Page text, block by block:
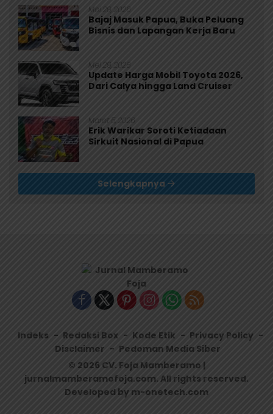
Mei 29, 2026
Bajaj Masuk Papua, Buka Peluang
Bisnis dan Lapangan Kerja Baru
Mei 29, 2026
Update Harga Mobil Toyota 2026,
Dari Calya hingga Land Cruiser
Maret 5, 2026
Erik Warikar Soroti Ketiadaan
Sirkuit Nasional di Papua
Selengkapnya
Indeks Redaksi Box Kode Etik
Privacy Policy
Disclaimer
Pedoman Media Siber
© 2026 CV. Foja Mamberamo |
jurnalmamberamofoja.com. All rights reserved.
Developed by m-onetech.com